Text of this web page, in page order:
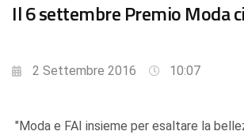
Il 6 settembre Premio Moda
2 Settembre 2016 10:07
"Moda e FAI insieme per esaltare la